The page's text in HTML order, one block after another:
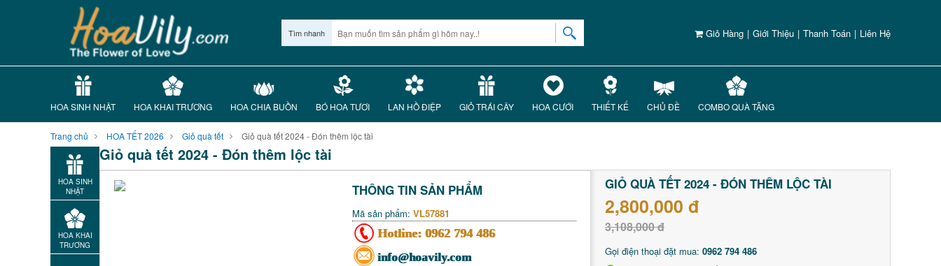
Giỏ Hàng | Giới Thiệu | Thanh Toán | Liên Hệ
Tìm nhanh
HOA SINH NHẬT HOA KHAI TRƯƠNG HOA CHIA BUỒN BÓ HOA TƯƠI LAN HỒ ĐIỆP GIỎ TRÁI CÂY HOA CƯỚI THIẾT KẾ CHỦ ĐỀ COMBO QUÀ TẶNG
Trang chủ HOA TẾT 2026 Giỏ quà tết Giỏ quà tết 2024 - Đón thêm lộc tài
HOA SINH
NHẬT
HOA KHAI
TRƯƠNG
Giỏ quà tết 2024 - Đón thêm lộc tài
THÔNG TIN SẢN PHẨM
Mã sản phẩm: VL57881
Hotline: 0962 794 486
info@hoavily.com
GIỎ QUÀ TẾT 2024 - ĐÓN THÊM LỘC TÀI
2,800,000 đ
3,108,000 đ
Gọi điện thoại đặt mua: 0962 794 486